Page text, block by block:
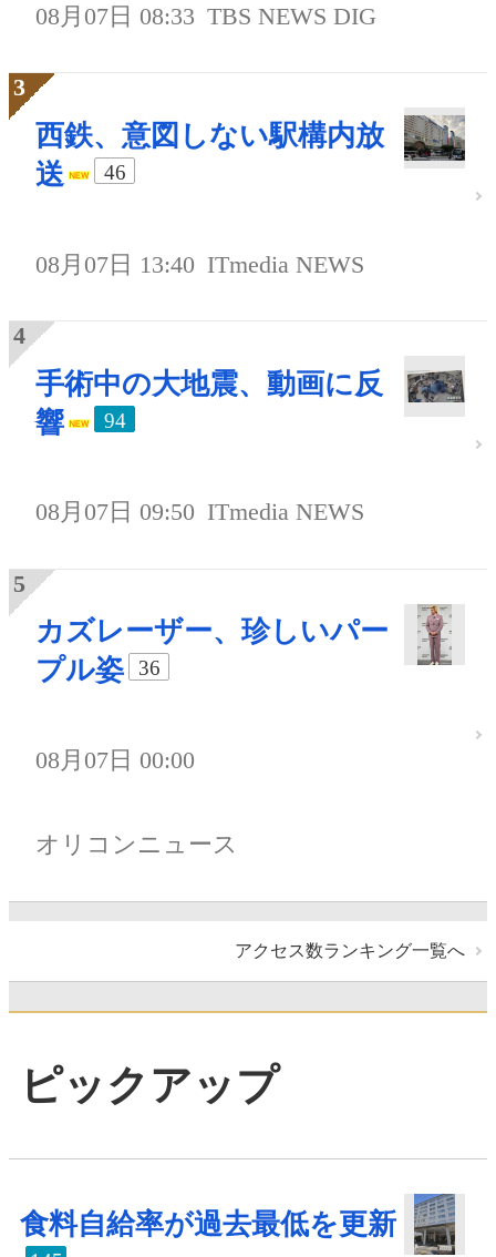
08月07日 08:33 TBS NEWS DIG
西鉄、意図しない駅構内放
送
46
08月07日 13:40 ITmedia NEWS
手術中の大地震、動画に反
響
94
08月07日 09:50 ITmedia NEWS
カズレーザー、珍しいパー
プル姿
36
08月07日 00:00
オリコンニュース
アクセス数ランキング一覧へ
ピックアップ
食料自給率が過去最低を更新